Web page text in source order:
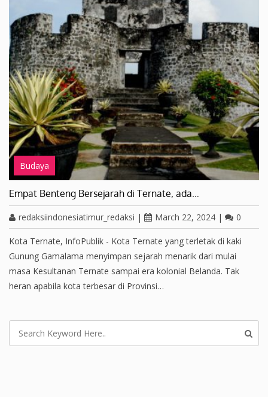
Budaya
Empat Benteng Bersejarah di Ternate, ada…
redaksiindonesiatimur_redaksi | March 22, 2024 | 0
Kota Ternate, InfoPublik - Kota Ternate yang terletak di kaki
Gunung Gamalama menyimpan sejarah menarik dari mulai
masa Kesultanan Ternate sampai era kolonial Belanda. Tak
heran apabila kota terbesar di Provinsi…